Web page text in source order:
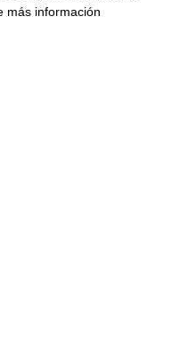
más información